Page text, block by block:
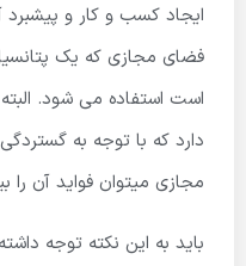
ایجاد کسب و کار و پیشبرد
فضای مجازی که یک
است استفاده می شود.
دارد که با توجه به
مجازی میتوان فواید آن را
باید به این نکته توجه